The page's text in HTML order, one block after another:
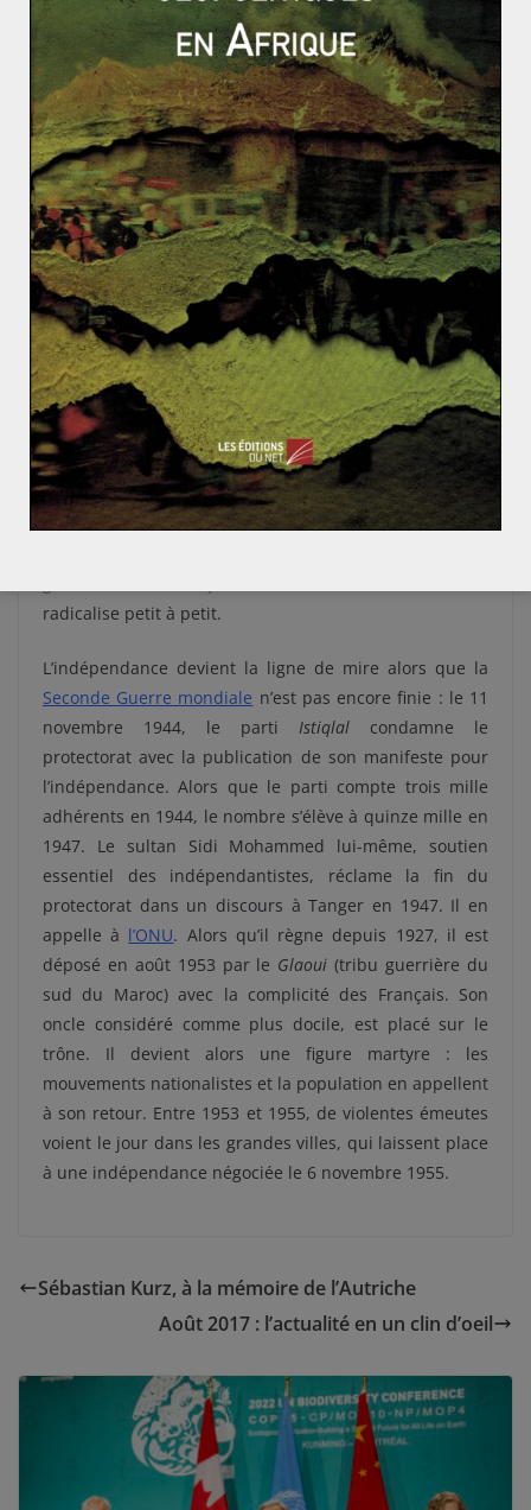
de l’ordre.
L’émergence de mouvements nationaux et
la lutte pour l’indépendance
Si la colonisation française a contribué à un meilleure
encadrement sanitaire ou à la mise en place de
politiques de grands travaux et d’aménagement, des
voix discordantes dans le consensus colonial
apparaissent peu à peu. Ces mouvements de
résistance surviennent dès la mise sous protectorat et
deviennent peu à peu des mouvements nationaux et
politiques. Ils n’ont pas initialement l’objectif d’apporter
l’indépendance mais plutôt d’exiger la citoyenneté
française, clause promise aux Africains qui
s’engageaient dans la guerre. Le premier véritable parti
fondé est le
Mouvement national marocain
en 1930. Il est
relayé en 1934 par leComité d’action marocaine
dont le
but était de proposer un programme de réformes à la
radicalise petit à petit.
L’indépendance devient la ligne de mire alors que la
Seconde Guerre mondiale n’est pas encore finie : le 11
novembre 1944, le parti Istiqlal condamne le
protectorat avec la publication de son manifeste pour
l’indépendance. Alors que le parti compte trois mille
adhérents en 1944, le nombre s’élève à quinze mille en
1947. Le sultan Sidi Mohammed lui-même, soutien
essentiel des indépendantistes, réclame la fin du
protectorat dans un discours à Tanger en 1947. Il en
appelle à l’ONU. Alors qu’il règne depuis 1927, il est
déposé en août 1953 par le Glaoui (tribu guerrière du
sud du Maroc) avec la complicité des Français. Son
oncle considéré comme plus docile, est placé sur le
trône. Il devient alors une figure martyre : les
mouvements nationalistes et la population en appellent
à son retour. Entre 1953 et 1955, de violentes émeutes
voient le jour dans les grandes villes, qui laissent place
à une indépendance négociée le 6 novembre 1955.
Sébastian Kurz, à la mémoire de l’Autriche
Août 2017 : l’actualité en un clin d’oeil